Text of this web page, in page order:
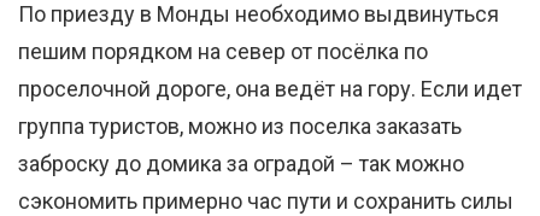
По приезду в Монды необходимо выдвинуться
пешим порядком на север от посёлка по
проселочной дороге, она ведёт на гору. Если идет
группа туристов, можно из поселка заказать
заброску до домика за оградой – так можно
сэкономить примерно час пути и сохранить силы